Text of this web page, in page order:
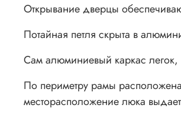
Открывание дверцы
Потайная петля скрыта в
Сам алюминиевый каркас
По периметру рамы
месторасположение люка